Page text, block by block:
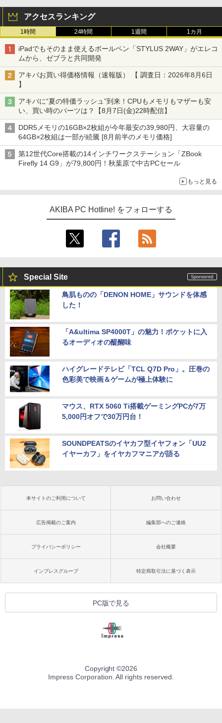
アクセスランキング
1時間 24時間 1週間 1カ月
iPadでもそのまま使えるボールペン「STYLUS 2WAY」がエレコ
ムから、ゼブラと共同開発
アキバお買い得価格情報（速報版） 【 調査日：2026年8月6日
】
アキバに“夏の特価ラッシュ”到来！CPUもメモリもマザーも安
い、買い時のパーツは？【8月7日(金)22時配信】
DDR5メモリの16GB×2枚組が今年最安の39,980円、大容量の
64GB×2枚組は一部が続騰 [8月前半のメモリ価格]
第12世代Core搭載の14インチワークステーション「ZBook
Firefly 14 G9」が79,800円！秋葉原で中古PCセール
もっと見る
AKIBA PC Hotline! をフォローする
Special Site
鳥肌ものの「DENON HOME」サウンドを体感
した！
「A&ultima SP4000T」の魅力！ポケットに入
るオーディオの醍醐味
ハイグレードテレビ「TCL Q7D Pro」。圧巻の
色彩美で映画＆ゲームが極上体験に
マウス、RTX 5060 Ti搭載ゲーミングPCが7万
5,000円オフで30万円台！
SOUNDPEATSのイヤカフ型イヤフォン「UU2
イヤーカフ」をイヤカフマニアが語る
本サイトのご利用について お問い合わせ
広告掲載のご案内 編集部へのご連絡
プライバシーポリシー 会社概要
インプレスグループ 特定商取引法に基づく表示
PC版で見る
Copyright ©2026
Impress Corporation. All rights reserved.